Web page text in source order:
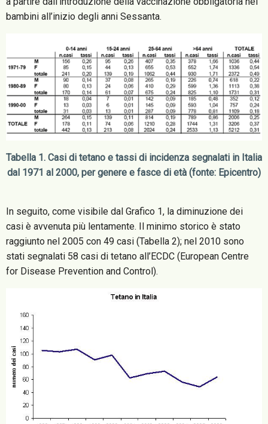
bambini all’inizio degli anni Sessanta.
Tabella 1. Casi di tetano e tassi di incidenza segnalati in Italia
dal 1971 al 2000, per genere e fasce di età (fonte: Epicentro)
In seguito, come visibile dal Grafico 1, la diminuzione dei
casi è avvenuta più lentamente. Il minimo storico è stato
raggiunto nel 2005 con 49 casi (Tabella 2); nel 2010 sono
stati segnalati 58 casi di tetano all’ECDC (European Centre
for Disease Prevention and Control).